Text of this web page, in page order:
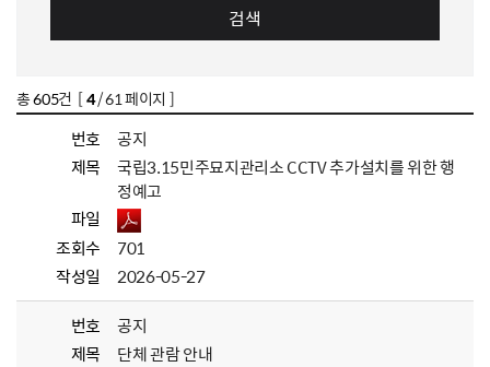
검색
총605건 [4/ 61 페이지 ]
번호
공지
제목
국립3.15민주묘지관리소 CCTV 추가설치를 위한 행
정예고
파일
조회수
701
작성일
2026-05-27
번호
공지
제목
단체 관람 안내